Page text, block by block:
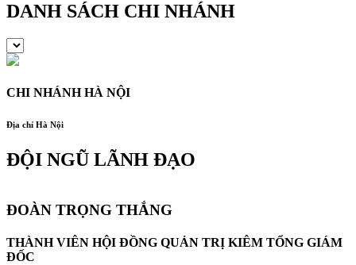
DANH SÁCH CHI NHÁNH
CHI NHÁNH HÀ NỘI
Địa chỉ Hà Nội
ĐỘI NGŨ LÃNH ĐẠO
ĐOÀN TRỌNG THẮNG
THÀNH VIÊN HỘI ĐỒNG QUẢN TRỊ KIÊM TỔNG GIÁM
ĐỐC